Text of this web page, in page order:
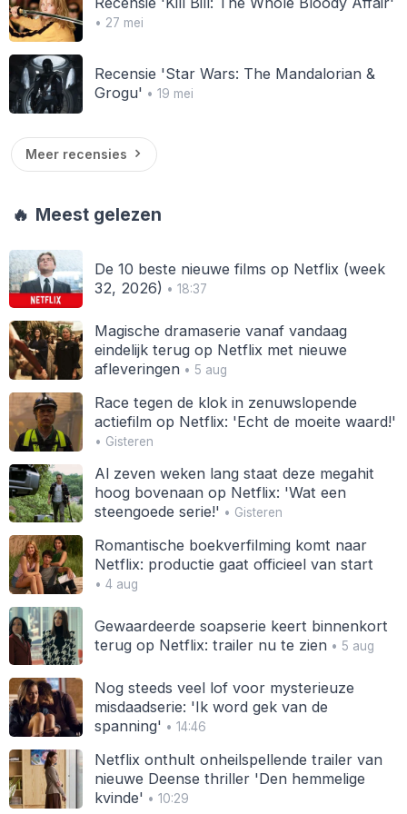
• 27 mei
Recensie 'Star Wars: The Mandalorian &
Grogu' • 19 mei
Meer recensies
🔥 Meest gelezen
De 10 beste nieuwe films op Netflix (week
32, 2026) • 18:37
Magische dramaserie vanaf vandaag
eindelijk terug op Netflix met nieuwe
afleveringen• 5 aug
Race tegen de klok in zenuwslopende
actiefilm op Netflix: 'Echt de moeite waard!'
• Gisteren
Al zeven weken lang staat deze megahit
hoog bovenaan op Netflix: 'Wat een
steengoede serie!' • Gisteren
Romantische boekverfilming komt naar
Netflix: productie gaat officieel van start
• 4 aug
Gewaardeerde soapserie keert binnenkort
terug op Netflix: trailer nu te zien• 5 aug
Nog steeds veel lof voor mysterieuze
misdaadserie: 'Ik word gek van de
spanning' • 14:46
Netflix onthult onheilspellende trailer van
nieuwe Deense thriller 'Den hemmelige
kvinde' • 10:29